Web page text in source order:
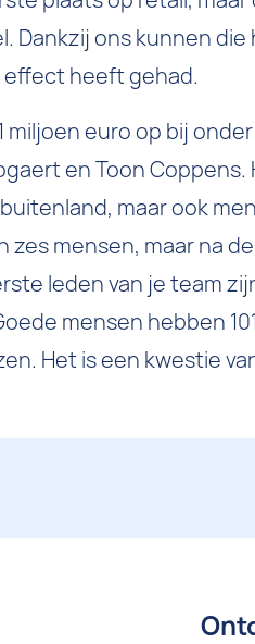
Dankzij ons kunnen die
heeft gehad.
euro op bij onder
en Toon Coppens.
maar ook
mensen, maar na
leden van je team
mensen hebben 101
Het is een kwestie